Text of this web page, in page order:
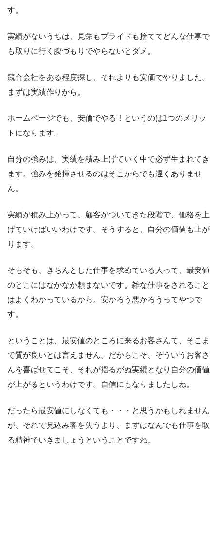
す。
実績がないうちは、見栄もプライドも捨ててどんな仕事で
も取りに行く腹づもりでやらないとダメ。
競合会社をある程度探し、それよりも安価でやりました。
まずは実績作りから。
ホームページでも、安価でやる！というのは1つのメリッ
トになります。
自分の強みは、実績を積み上げていく中で必ず生まれてき
ます。強みを発揮させるのはそこからでも遅くありませ
ん。
実績が積み上がって、顧客がついてきた段階で、価格を上
げていけばいいわけです。そうすると、自分の価値も上が
ります。
そもそも、きちんとした仕事を求めている人って、最安値
のとこにはなかなか頼まないです。雑な仕事をされること
はよくわかっているから。安かろう悪かろうってやつで
す。
ということは、最安値のところに来るお客さんて、そこま
で質が良いとは言えません。だからこそ、そういうお客さ
んを喜ばせてこそ、それが揺るがぬ実績となり自分の価値
が上がるというわけです。自信にもなりましたしね。
だったら最安値にしなくても・・・と思うかもしれません
が、それで見込み客を失うより、まずはなんでも仕事を取
る精神でいきましょうということですね。